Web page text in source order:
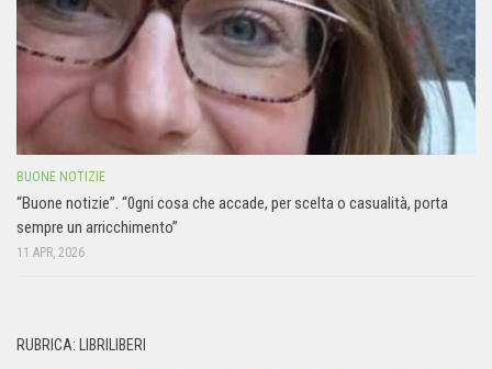
BUONE NOTIZIE
“Buone notizie”. “0gni cosa che accade, per scelta o casualità, porta
sempre un arricchimento”
11 APR, 2026
RUBRICA: LIBRILIBERI